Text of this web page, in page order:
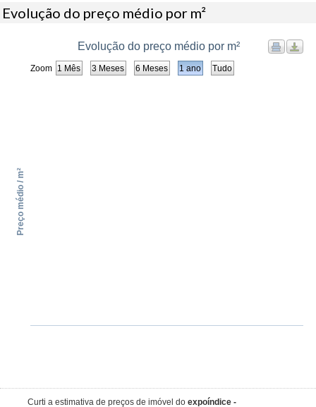
Evolução do preço médio por m²
Zoom
Evolução do preço médio por m²
Preço médio / m²
1 Mês 3 Meses 6 Meses 1 ano Tudo
Curti a estimativa de preços de imóvel do expoíndice -